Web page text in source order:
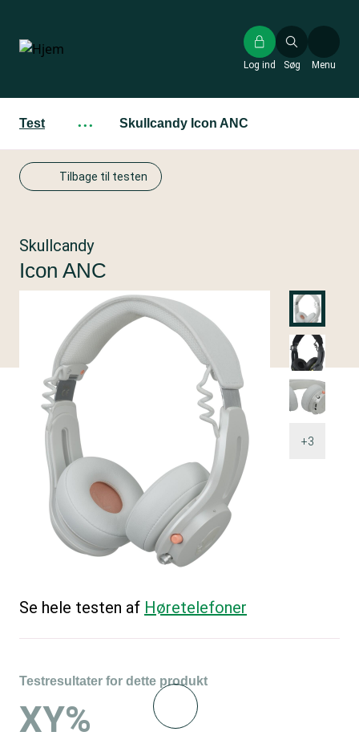
hovedindhold
Søg
Log ind Menu
Test ··· Skullcandy Icon ANC
Tilbage til testen
+3
Skullcandy
Icon ANC
Se hele testen af Høretelefoner
Testresultater for dette produkt
XY%